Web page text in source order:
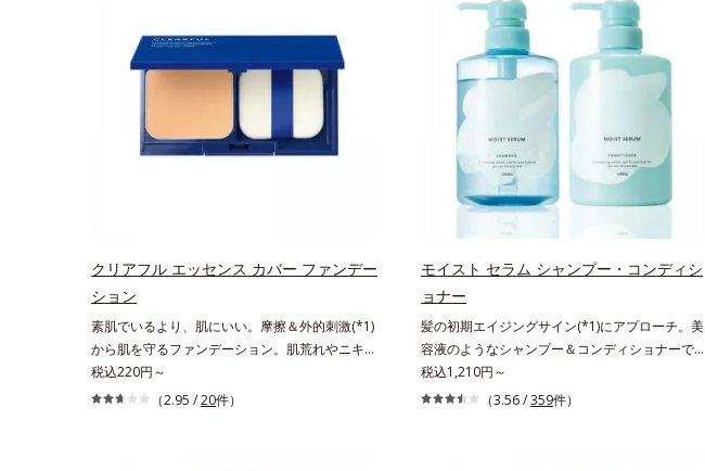
ます。刺激を受けやすくなった角層をうるおいで
満たし、脱・敏感肌を目指します。無油分・無着
色・無香料・アルコールフリー・界面活性剤不使
用(*5)・パラベンフリー、6つのフリー処方で徹
底的に肌に寄り添います。*1 乾燥と敏感をくり
返すこと*2 敏感肌対象連用テスト済（すべての
ミノ酸（エルゴチオネイン）配合＝肌を整え、す
クトイン）配合＝乱れた角層にうるおいを与え、
肌荒れを防ぐ保湿成分*5 ウォッシュを除くLM＝
さっぱり高保湿タイプ（脂性肌～普通肌）RM＝
しっとり高保湿タイプ（普通肌～超乾性肌）
れにくく、肌にとどまってうるおいを蓄えてくれ
ます。刺激を受けやすくなった角層をうるおいで
満たし、脱・敏感肌を目指します。無油分・無着
色・無香料・アルコールフリー・パラベンフリー
で、徹底的に肌に寄り添います。*1 乾燥と敏感
をくり返すこと*2 敏感肌対象連用テスト済（す
べての方のお肌に合うということではありませ
ん）*3 乾燥して敏感に感じやすい状態のこと*4
発酵アミノ酸（ポリグルタミン酸）配合＝乾燥を
防ぎ、うるおいに満ちた肌へ導く保湿成分、植物
由来アミノ酸（エルゴチオネイン）配合＝肌を整
え、すこやかに保つ保湿成分、微生物由来アミノ
酸（エクトイン）配合＝乱れた角層にうるおいを
与え、肌荒れを防ぐ保湿成分
クリアフル エッセンス カバー ファンデー
ション
素肌でいるより、肌にいい。摩擦＆外的刺激(*1)
から肌を守るファンデーション。肌荒れやニキビ
があると、ファンデーションを塗っていいか悩む
もの。とはいえ、素肌のままでは紫外線など外的
税込220円～
（2.95 /20件）
モイスト セラム シャンプー・コンディシ
ョナー
髪の初期エイジングサイン(*1)にアプローチ。美
容液のようなシャンプー＆コンディショナーで触
れていたくなるうるツヤ髪へ。「髪のうねりが気
になる」「乾燥してパサつく」「なんとなくまと
税込1,210円～
（3.56 /359件）